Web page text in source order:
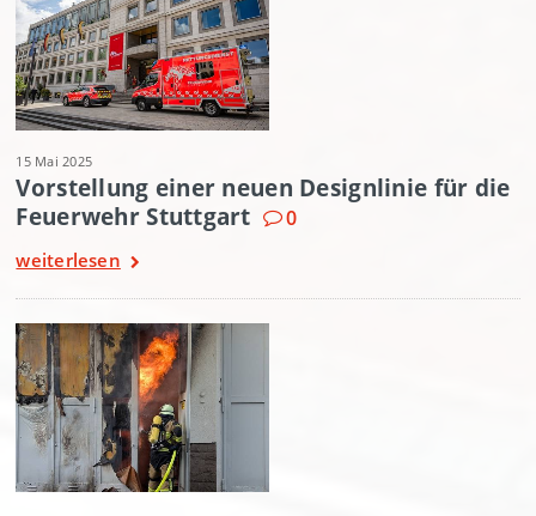
15 Mai 2025
Vorstellung einer neuen Designlinie für die
Feuerwehr Stuttgart
0
weiterlesen